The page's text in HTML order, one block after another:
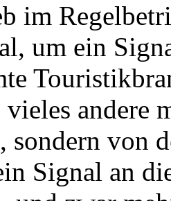
im
um ein
andere
sondern von
Signal an